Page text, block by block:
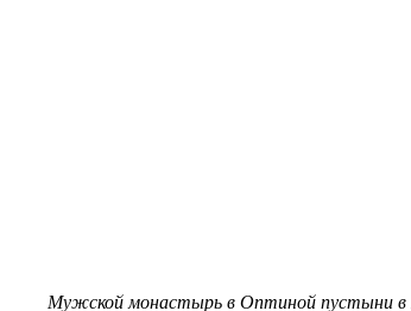
Мужской монастырь в Оптиной пустыни